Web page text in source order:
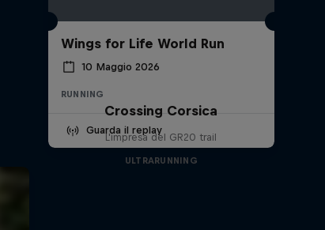
Wings for Life World Run
10 Maggio 2026
RUNNING
Guarda il replay
Crossing Corsica
L'impresa del GR20 trail
ULTRARUNNING